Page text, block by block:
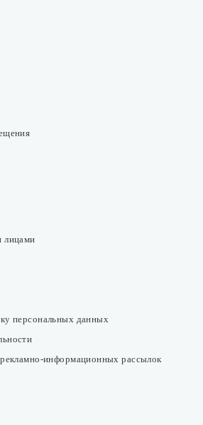
лицами
персональных данных
информационных рассылок